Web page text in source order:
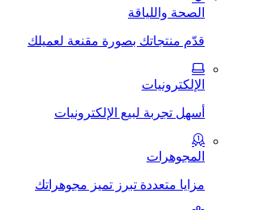
الصحة واللياقة
قدّم منتجاتك بصورة مقنعة لعميلك
الإلكترونيات
أسهل تجربة لبيع الإلكترونيات
المجوهرات
مزايا متعددة تبرز تميز مجوهراتك